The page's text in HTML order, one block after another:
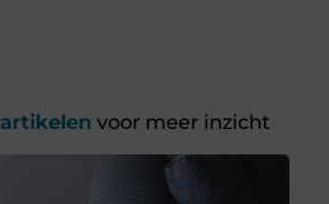
artikelen voor meer inzicht